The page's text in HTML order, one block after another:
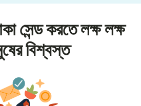
সেন্ড করতে লক্ষ লক্ষ
বিশ্বস্ত